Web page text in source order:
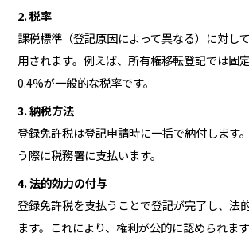
2. 税率
課税標準（登記原因によって異なる）に対し
用されます。例えば、所有権移転登記では固
0.4%が一般的な税率です。
3. 納税方法
登録免許税は登記申請時に一括で納付します
う際に税務署に支払います。
4. 法的効力の付与
登録免許税を支払うことで登記が完了し、法
ます。これにより、権利が公的に認められます